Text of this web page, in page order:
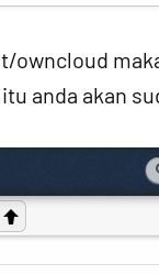
anda akan